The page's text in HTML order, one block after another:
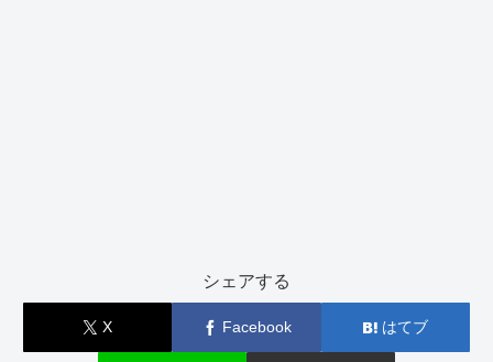
シェアする
X Facebook はてブ